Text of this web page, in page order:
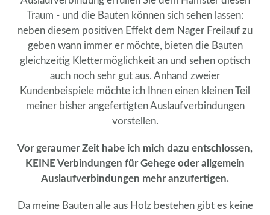
Traum - und die Bauten können sich sehen lassen:
neben diesem positiven Effekt dem Nager Freilauf zu
geben wann immer er möchte, bieten die Bauten
gleichzeitig Klettermöglichkeit an und sehen optisch
auch noch sehr gut aus. Anhand zweier
Kundenbeispiele möchte ich Ihnen einen kleinen Teil
meiner bisher angefertigten Auslaufverbindungen
vorstellen.
Vor geraumer Zeit habe ich mich dazu entschlossen,
KEINE Verbindungen für Gehege oder allgemein
Auslaufverbindungen mehr anzufertigen.
Da meine Bauten alle aus Holz bestehen gibt es keine